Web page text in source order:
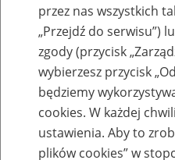
Baza
przez nas wszystkich
„Przejdź do serwisu”)
zgody (przycisk
wybierzesz przycisk
będziemy
cookies. W każdej
ustawienia. Aby to
plików cookies” w